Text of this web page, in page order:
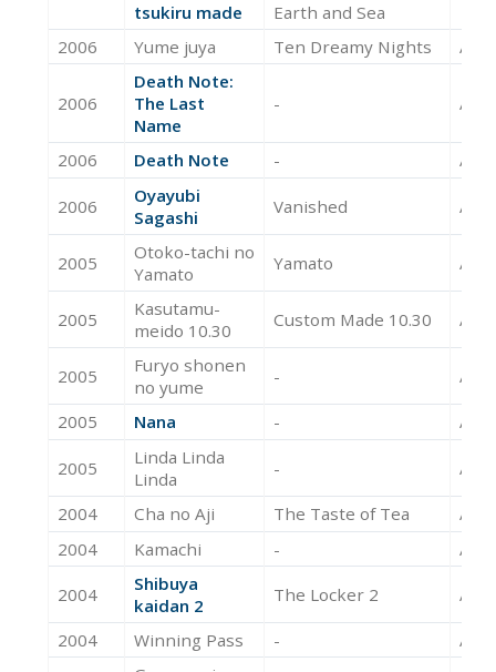
tsukiru made
Earth and Sea
2006 Yume juya Ten Dreamy Nights
2006
Death Note:
The Last
Name
-
2006 Death Note -
2006
Oyayubi
Sagashi
Vanished
2005
Otoko-tachi no
Yamato
Yamato
2005
Kasutamu-
meido 10.30
Custom Made 10.30
2005
Furyo shonen
no yume
-
2005 Nana -
2005
Linda Linda
Linda
-
2004 Cha no Aji The Taste of Tea
2004
Kamachi -
2004
Shibuya
kaidan 2
The Locker 2
2004 Winning Pass -